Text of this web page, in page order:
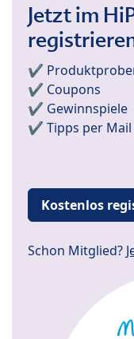
Jetzt im
✔️
✔️ Coupons
✔️ Gewinnspiele
✔️ Tipps per Mail
Kostenlos
Schon Mitglied?